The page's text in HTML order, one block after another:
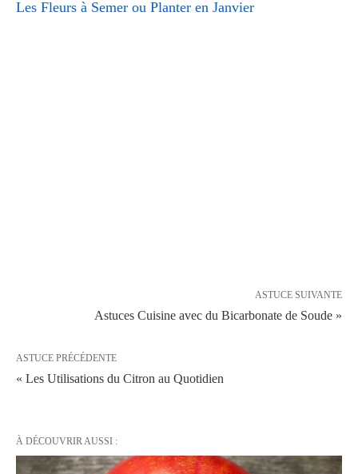
Les Fleurs à Semer ou Planter en Janvier
ASTUCE SUIVANTE
Astuces Cuisine avec du Bicarbonate de Soude »
ASTUCE PRÉCÉDENTE
« Les Utilisations du Citron au Quotidien
À DÉCOUVRIR AUSSI :